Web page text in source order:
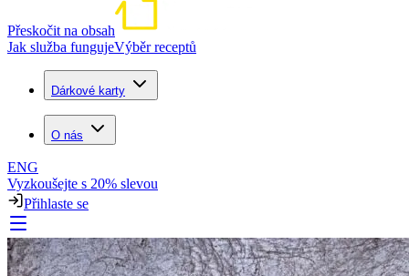
Přeskočit na obsah
Jak služba fungujeVýběr receptů
Dárkové karty
O nás
ENG
Vyzkoušejte s 20% slevou
Přihlaste se